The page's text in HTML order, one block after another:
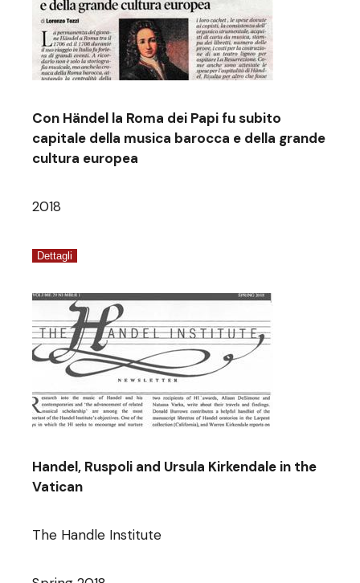
Con Händel la Roma dei Papi fu subito
capitale della musica barocca e della grande
cultura europea
2018
Dettagli
Handel, Ruspoli and Ursula Kirkendale in the
Vatican
The Handle Institute